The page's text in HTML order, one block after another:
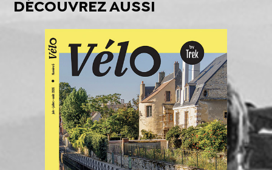
DÉCOUVREZ AUSSI